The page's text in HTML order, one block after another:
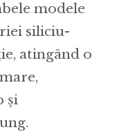
modele
siliciu-
atingând o
și